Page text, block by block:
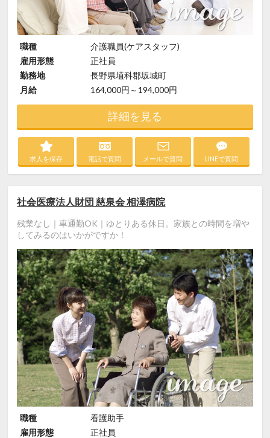
職種
介護職員(ケアスタッフ)
雇用形態
正社員
勤務地
長野県埴科郡坂城町
月給
164,000円～194,000円
詳細を見る
求人を保存 電話で質問 メールで質問 LINEで質問
社会医療法人財団 慈泉会 相澤病院
残業なし｜車通勤OK｜ゆとりある休日。家族との時間を増や
してみるのはいかがですか！
職種
看護助手
雇用形態
正社員